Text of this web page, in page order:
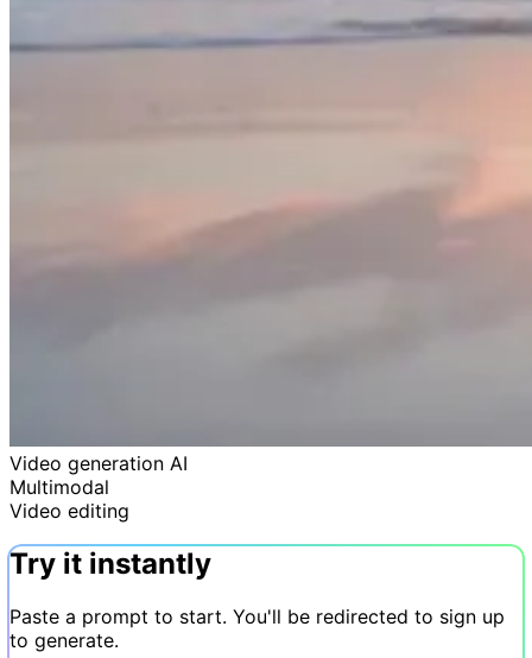
Video generation AI
Multimodal
Video editing
Try it instantly
Paste a prompt to start. You'll be redirected to sign up
to generate.